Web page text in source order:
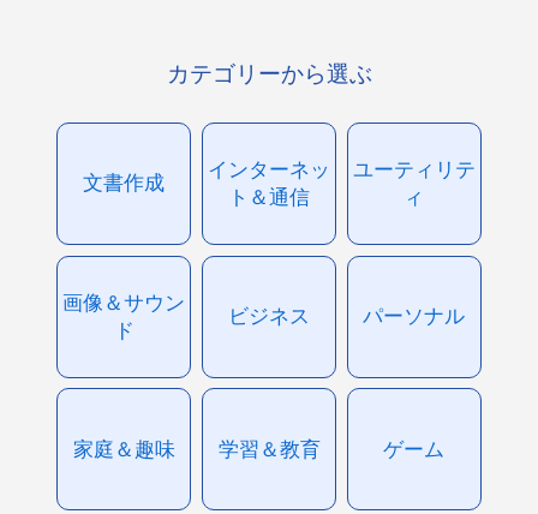
カテゴリーから選ぶ
文書作成
インターネッ
ト＆通信
ユーティリテ
ィ
画像＆サウン
ド
ビジネス パーソナル
家庭＆趣味 学習＆教育 ゲーム